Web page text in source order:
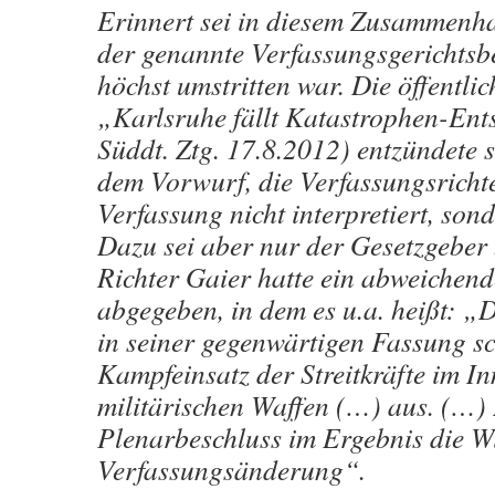
Erinnert sei in diesem
der genannte
höchst umstritten war. Die
„Karlsruhe fällt Katastrophen-
Süddt. Ztg. 17.8.2012) entzündete
dem Vorwurf, die
Verfassung nicht interpretiert,
Dazu sei aber nur der
Richter Gaier hatte ein
abgegeben, in dem es u.a. heißt:
in seiner gegenwärtigen Fassung
Kampfeinsatz der Streitkräfte im
militärischen Waffen (…) aus. (…)
Plenarbeschluss im Ergebnis die
Verfassungsänderung“.